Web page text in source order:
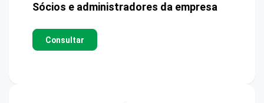
Sócios e administradores da empresa
Consultar